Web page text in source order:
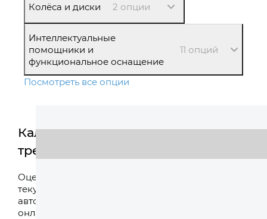
Колёса и диски 2 опции
Интеллектуальные
помощники и
функциональное оснащение
11 опций
Посмотреть все опции
Калькулятор
трейд-ин
Оцените свой
текущий
автомобиль
онлайн